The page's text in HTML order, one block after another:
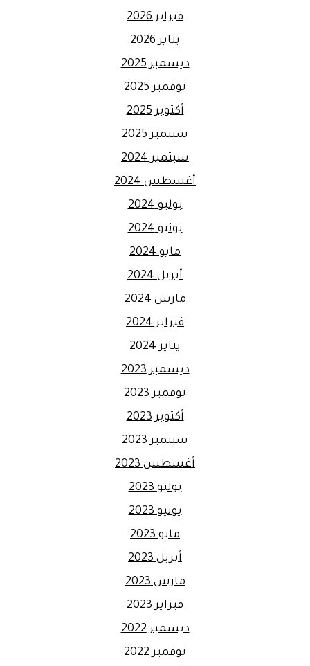
فبراير 2026
يناير 2026
ديسمبر 2025
نوفمبر 2025
أكتوبر 2025
سبتمبر 2025
سبتمبر 2024
أغسطس 2024
يوليو 2024
يونيو 2024
مايو 2024
أبريل 2024
مارس 2024
فبراير 2024
يناير 2024
ديسمبر 2023
نوفمبر 2023
أكتوبر 2023
سبتمبر 2023
أغسطس 2023
يوليو 2023
يونيو 2023
مايو 2023
أبريل 2023
مارس 2023
فبراير 2023
ديسمبر 2022
نوفمبر 2022